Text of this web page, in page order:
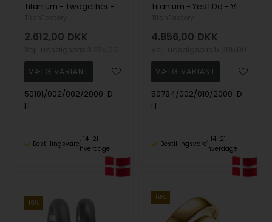
Titanium - Twogether - Vielsesringe med 1 x 0,02 ct diamant
2.612,00 DKK
50101/002/002/2000-D-
H
Bestillingsvare
14-21
hverdage
Titanium - Yes I Do - Vielsesringe med 1 x 0,10 ct diamant
4.856,00 DKK
50784/002/010/2000-D-
H
Bestillingsvare
14-21
hverdage
19%
19%